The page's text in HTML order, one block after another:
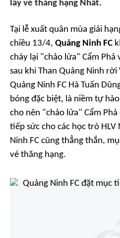
lấy vé thăng hạng Nhất.
Tại lễ xuất quân mùa giải
chiều 13/4, Quảng Ninh FC
cháy lại "chảo lửa" Cẩm
sau khi Than Quảng Ninh rời
Quảng Ninh FC Hà Tuấn
bóng đặc biệt, là niềm tự
cho nên "chảo lửa" Cẩm
tiếp sức cho các học trò
Ninh FC cũng thẳng thắn,
vé thăng hạng.